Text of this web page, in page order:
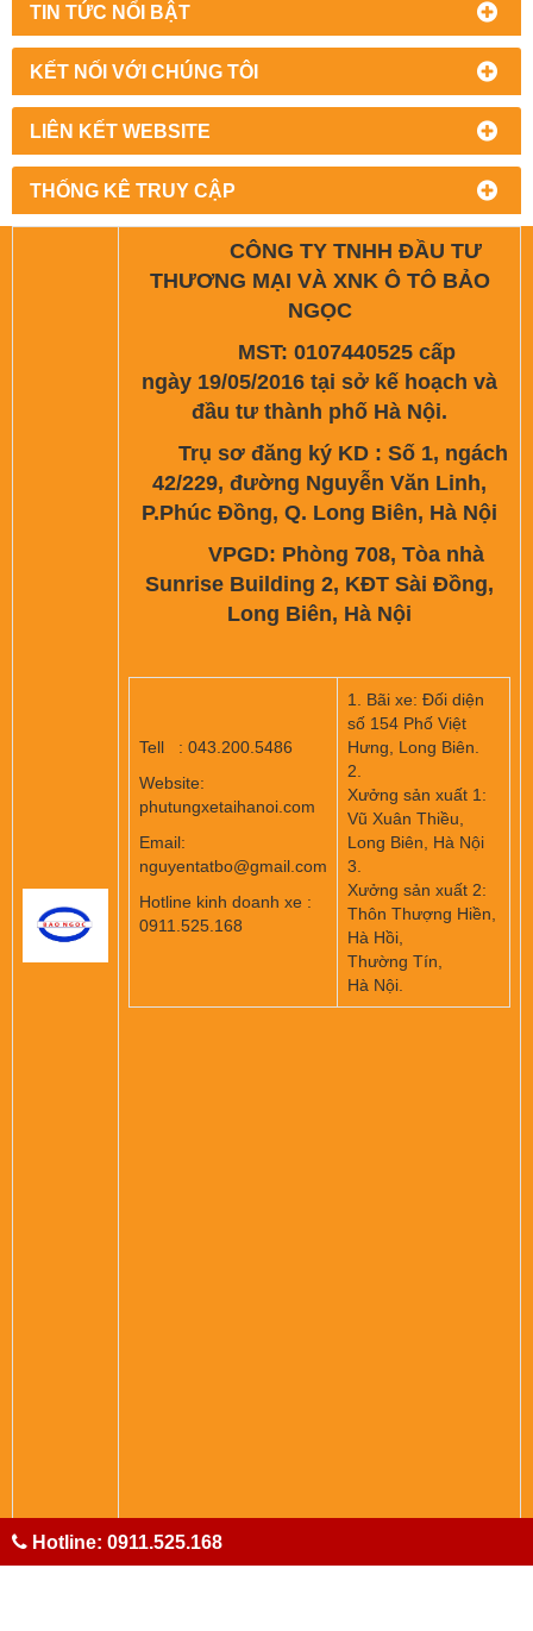
TIN TỨC NỔI BẬT
KẾT NỐI VỚI CHÚNG TÔI
LIÊN KẾT WEBSITE
THỐNG KÊ TRUY CẬP
CÔNG TY TNHH ĐẦU TƯ
THƯƠNG MẠI VÀ XNK Ô TÔ BẢO
NGỌC
MST: 0107440525 cấp
ngày 19/05/2016 tại sở kế hoạch và
đầu tư thành phố Hà Nội.
Trụ sơ đăng ký KD : Số 1, ngách
42/229, đường Nguyễn Văn Linh,
P.Phúc Đồng, Q. Long Biên, Hà Nội
VPGD: Phòng 708, Tòa nhà
Sunrise Building 2, KĐT Sài Đồng,
Long Biên, Hà Nội
Tell : 043.200.5486
Website:
phutungxetaihanoi.com
Email:
nguyentatbo@gmail.com
Hotline kinh doanh xe :
0911.525.168
1. Bãi xe: Đối diện
số 154 Phố Việt
Hưng, Long Biên.
2.
Xưởng sản xuất 1:
Vũ Xuân Thiều,
Long Biên, Hà Nội
3.
Xưởng sản xuất 2:
Thôn Thượng Hiền,
Hà Hồi,
Thường Tín,
Hà Nội.
Hotline: 0911.525.168